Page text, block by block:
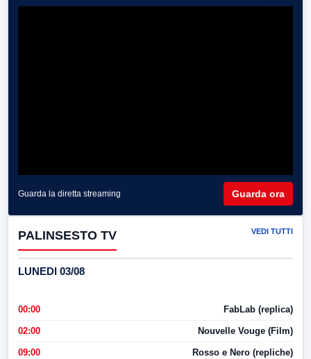
Guarda la diretta streaming Guarda ora
PALINSESTO TV VEDI TUTTI
LUNEDI 03/08
00:00 FabLab (replica)
02:00 Nouvelle Vouge (Film)
09:00 Rosso e Nero (repliche)